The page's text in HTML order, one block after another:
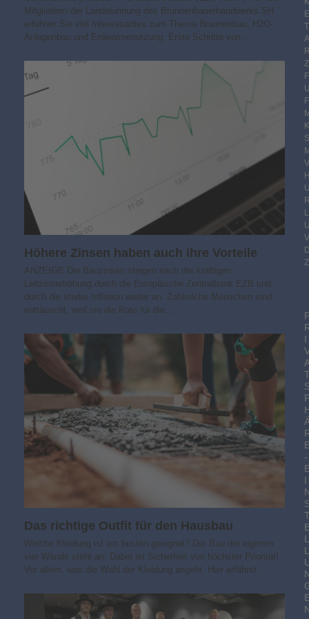
Mitgliedern der Landesinnung des Brunnenbauerhandwerks SH
erfahren Sie viel Interessantes zum Thema Brunnenbau, H2O-
Anlagenbau und Erdwärmenutzung. Erste Schritte von…
Höhere Zinsen haben auch ihre Vorteile
ANZEIGE Die Bauzinsen steigen nach der kräftigen
Leitzinserhöhung durch die Europäische Zentralbank EZB und
durch die starke Inflation weiter an. Zahlreiche Menschen sind
enttäuscht, weil sie die Rate für die…
Das richtige Outfit für den Hausbau
Welche Kleidung ist am besten geeignet? Der Bau der eigenen
vier Wände steht an. Dabei ist Sicherheit von höchster Priorität!
Vor allem, was die Wahl der Kleidung angeht. Hier erfährst…
I
-
I
L
L